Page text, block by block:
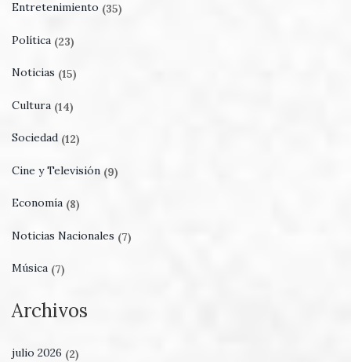
Entretenimiento (35)
Política (23)
Noticias (15)
Cultura (14)
Sociedad (12)
Cine y Televisión (9)
Economía (8)
Noticias Nacionales (7)
Música (7)
Archivos
julio 2026 (2)